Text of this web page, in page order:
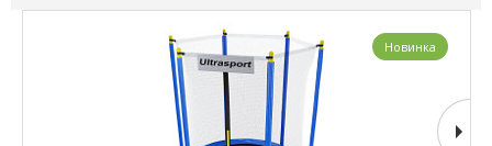
Новинка